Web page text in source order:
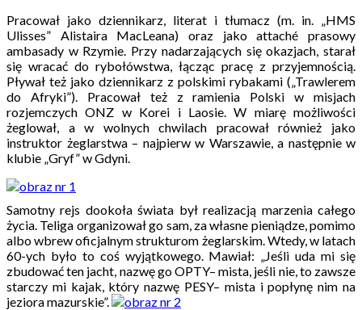
Pracował jako dziennikarz, literat i tłumacz (m. in. „HMS
Ulisses” Alistaira MacLeana) oraz jako attaché prasowy
ambasady w Rzymie. Przy nadarzających się okazjach, starał
się wracać do rybołówstwa, łącząc pracę z przyjemnością.
Pływał też jako dziennikarz z polskimi rybakami („Trawlerem
do Afryki”). Pracował też z ramienia Polski w misjach
rozjemczych ONZ w Korei i Laosie. W miarę możliwości
żeglował, a w wolnych chwilach pracował również jako
instruktor żeglarstwa – najpierw w Warszawie, a następnie w
klubie „Gryf” w Gdyni.
Samotny rejs dookoła świata był realizacją marzenia całego
życia. Teliga organizował go sam, za własne pieniądze, pomimo
albo wbrew oficjalnym strukturom żeglarskim. Wtedy, w latach
60-ych było to coś wyjątkowego. Mawiał: „Jeśli uda mi się
zbudować ten jacht, nazwę go OPTY– mista, jeśli nie, to zawsze
starczy mi kajak, który nazwę PESY– mista i popłynę nim na
jeziora mazurskie”.